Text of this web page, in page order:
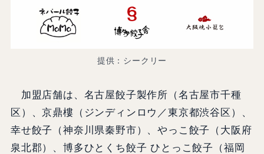
提供：シークリー
加盟店舗は、名古屋餃子製作所（名古屋市千種
区）、京鼎樓（ジンディンロウ／東京都渋谷区）、
幸せ餃子（神奈川県秦野市）、やっこ餃子（大阪府
泉北郡）、博多ひとくち餃子 ひとっこ餃子（福岡